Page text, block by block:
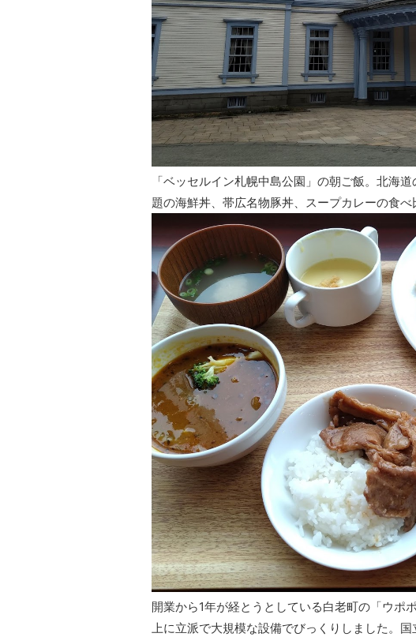
「ベッセルイン札幌中島公園」の朝ご飯。北海
題の海鮮丼、帯広名物豚丼、スープカレーの食
開業から1年が経とうとしている白老町の「ウポ
上に立派で大規模な設備でびっくりしました。